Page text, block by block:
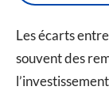
Les écarts
souvent des